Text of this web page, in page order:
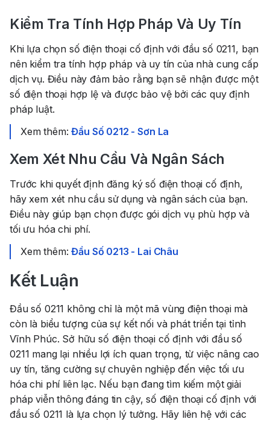
Kiểm Tra Tính Hợp Pháp Và Uy Tín
Khi lựa chọn số điện thoại cố định với đầu số 0211, bạn
nên kiểm tra tính hợp pháp và uy tín của nhà cung cấp
dịch vụ. Điều này đảm bảo rằng bạn sẽ nhận được một
số điện thoại hợp lệ và được bảo vệ bởi các quy định
pháp luật.
Xem thêm:Đầu Số 0212 - Sơn La
Xem Xét Nhu Cầu Và Ngân Sách
Trước khi quyết định đăng ký số điện thoại cố định,
hãy xem xét nhu cầu sử dụng và ngân sách của bạn.
Điều này giúp bạn chọn được gói dịch vụ phù hợp và
tối ưu hóa chi phí.
Xem thêm:Đầu Số 0213 - Lai Châu
Kết Luận
Đầu số 0211 không chỉ là một mã vùng điện thoại mà
còn là biểu tượng của sự kết nối và phát triển tại tỉnh
Vĩnh Phúc. Sở hữu số điện thoại cố định với đầu số
0211 mang lại nhiều lợi ích quan trọng, từ việc nâng cao
uy tín, tăng cường sự chuyên nghiệp đến việc tối ưu
hóa chi phí liên lạc. Nếu bạn đang tìm kiếm một giải
pháp viễn thông đáng tin cậy, số điện thoại cố định với
đầu số 0211 là lựa chọn lý tưởng. Hãy liên hệ với các